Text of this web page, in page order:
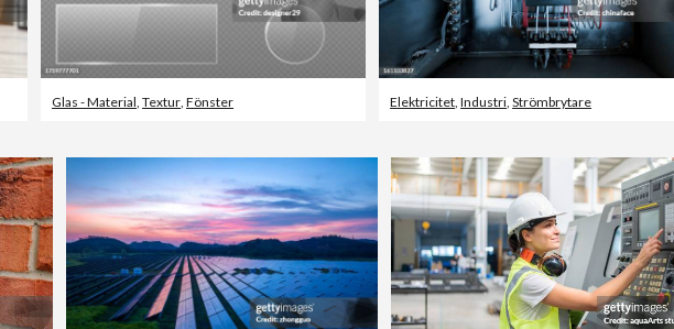
Glas - Material,Textur,Fönster Elektricitet,Industri,Strömbrytare